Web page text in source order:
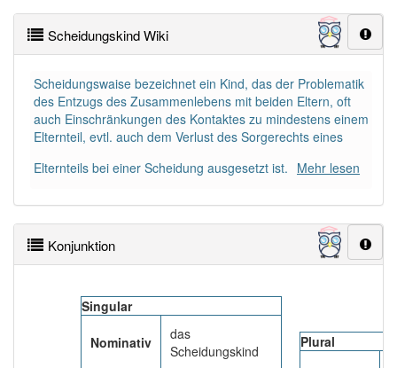
PowerIndex:9
Häufigkeit: 4 von 10
Das Wort wird häufig verwendet im Bereich Jargon
91% unserer Spielapp-Nutzer haben den Artikel
Scheidungskind Wiki
Scheidungswaise bezeichnet ein Kind, das der Problematik
des Entzugs des Zusammenlebens mit beiden Eltern, oft
auch Einschränkungen des Kontaktes zu mindestens einem
Elternteil, evtl. auch dem Verlust des Sorgerechts eines
Elternteils bei einer Scheidung ausgesetzt ist. Mehr lesen
Konjunktion
Singular
Nominativ
das
Scheidungskind
Plural